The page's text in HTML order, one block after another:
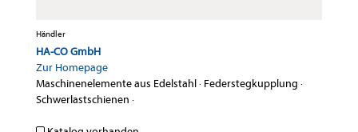
Händler
HA-CO GmbH
Zur Homepage
Maschinenelemente aus Edelstahl· Federstegkupplung ·
Schwerlastschienen ·